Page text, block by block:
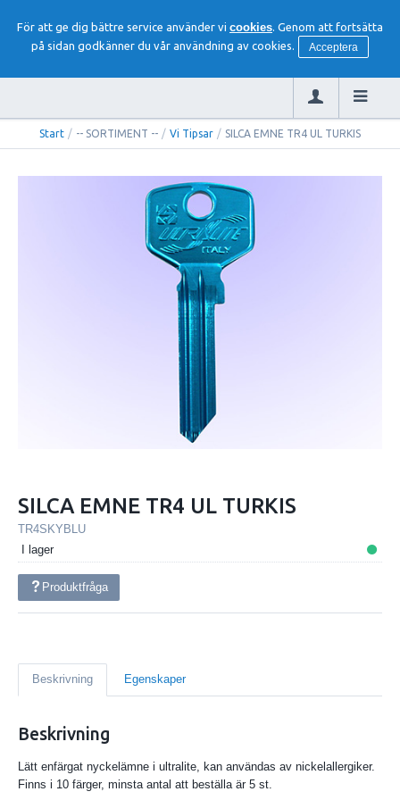
För att ge dig bättre service använder vi cookies. Genom att fortsätta
på sidan godkänner du vår användning av cookies.
Acceptera
Start / -- SORTIMENT -- / Vi Tipsar / SILCA EMNE TR4 UL TURKIS
SILCA EMNE TR4 UL TURKIS
TR4SKYBLU
I lager
Produktfråga
Beskrivning Egenskaper
Beskrivning
Lätt enfärgat nyckelämne i ultralite, kan användas av nickelallergiker.
Finns i 10 färger, minsta antal att beställa är 5 st.